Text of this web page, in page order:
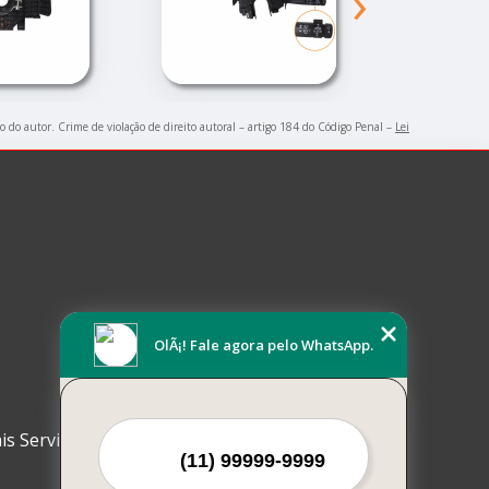
autor. Crime de violação de direito autoral – artigo 184 do Código Penal – Lei
Serviços
OlÃ¡! Fale agora pelo WhatsApp.